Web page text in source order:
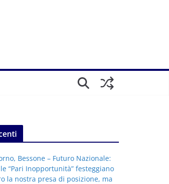
Bessone – Futuro Nazionale:
“Pari Inopportunità” festeggiano
la nostra presa di posizione, ma